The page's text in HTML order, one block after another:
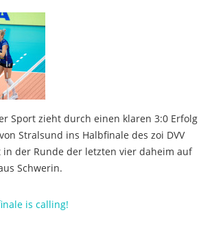
Sport zieht durch einen klaren 3:0 Erfolg
Stralsund ins Halbfinale des zoi DVV
der Runde der letzten vier daheim auf
Schwerin.
is calling!